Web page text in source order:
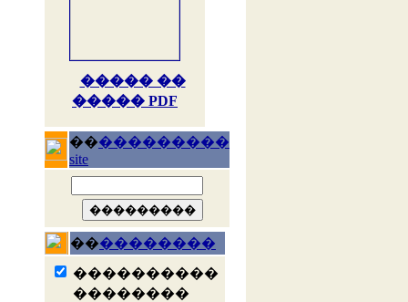
����� ��
����� PDF
�����������
site
����������
����������
��������